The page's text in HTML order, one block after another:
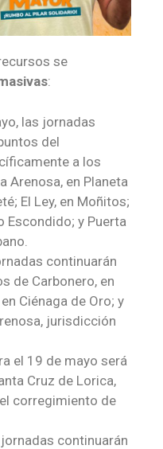
se
:
las jornadas
del
a los
Arenosa, en Planeta
El Ley, en Moñitos;
Escondido; y Puerta
continuarán
de Carbonero, en
Ciénaga de Oro; y
jurisdicción
el 19 de mayo será
Cruz de Lorica,
corregimiento de
continuarán